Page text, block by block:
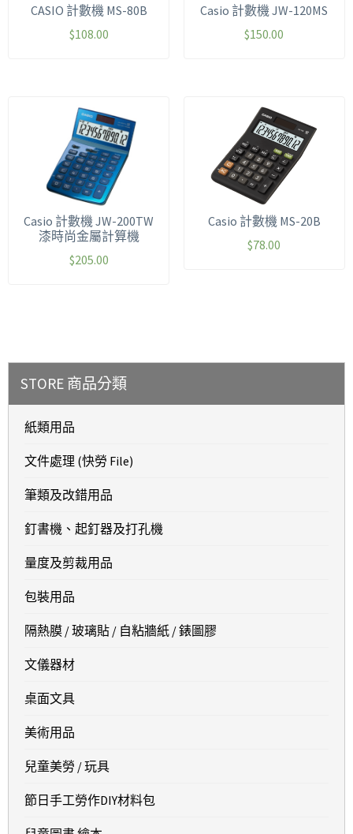
CASIO 計數機 MS-80B
$108.00
Casio 計數機 JW-120MS
$150.00
Casio 計數機 JW-200TW
漆時尚金屬計算機
$205.00
Casio 計數機 MS-20B
$78.00
STORE 商品分類
紙類用品
文件處理 (快勞 File)
筆類及改錯用品
釘書機、起釘器及打孔機
量度及剪裁用品
包裝用品
隔熱膜 / 玻璃貼 / 自粘牆紙 / 錶圖膠
文儀器材
桌面文具
美術用品
兒童美勞 / 玩具
節日手工勞作DIY材料包